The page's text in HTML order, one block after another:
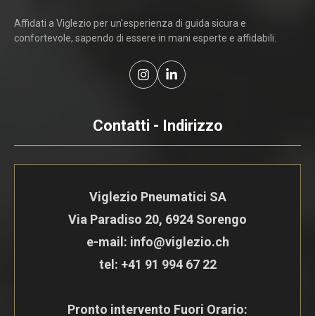
Affidati a Viglezio per un'esperienza di guida sicura e
confortevole, sapendo di essere in mani esperte e affidabili.
Contatti - Indirizzo
Viglezio Pneumatici SA
Via Paradiso 20, 6924 Sorengo
e-mail: info@viglezio.ch
tel: +41 91 994 67 22
Pronto intervento Fuori Orario: